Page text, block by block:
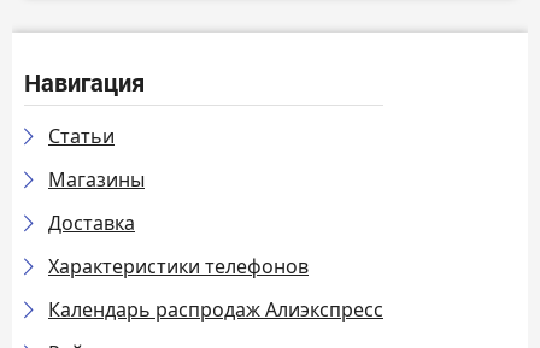
Навигация
Статьи
Магазины
Доставка
Характеристики телефонов
Календарь распродаж Алиэкспресс